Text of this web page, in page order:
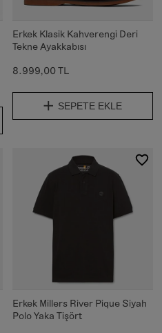
Erkek Klasik Kahverengi Deri
Tekne Ayakkabısı
8.999,00 TL
SEPETE EKLE
Erkek Millers River Pique Siyah
Polo Yaka Tişört